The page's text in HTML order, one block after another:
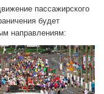
пассажирского
будет
направлениям: